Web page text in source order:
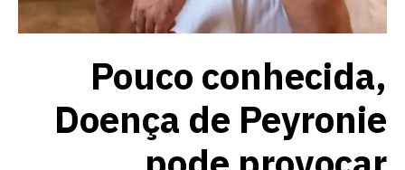
Pouco conhecida,
Doença de Peyronie